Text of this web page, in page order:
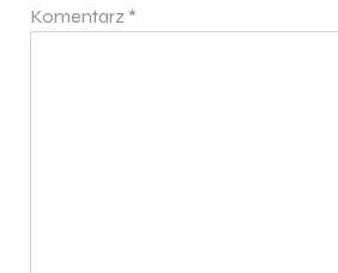
Komentarz *